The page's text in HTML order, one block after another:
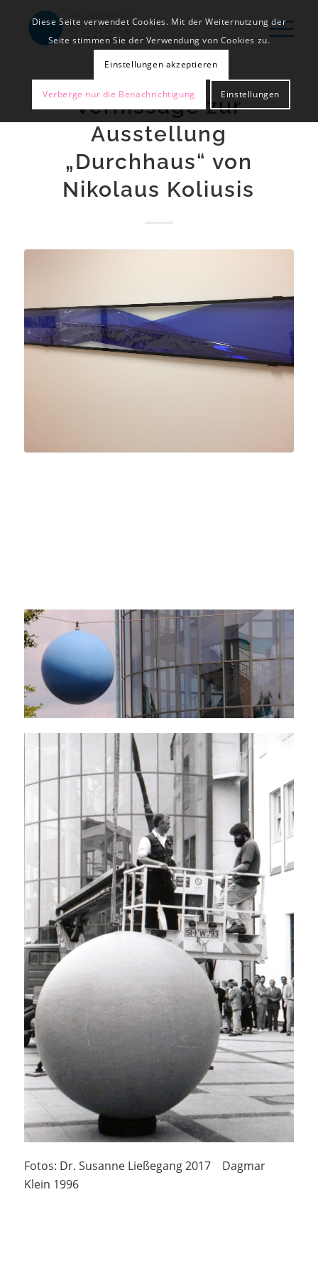
Vernissage zur
Ausstellung
„Durchhaus“ von
Nikolaus Koliusis
Fotos: Dr. Susanne Ließegang 2017 Dagmar
Klein 1996
Diese Seite verwendet Cookies. Mit der Weiternutzung der
Seite stimmen Sie der Verwendung von Cookies zu.
Einstellungen akzeptieren
Verberge nur die Benachrichtigung Einstellungen